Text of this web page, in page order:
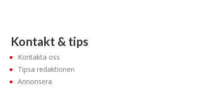
Kontakt & tips
Kontakta oss
Tipsa redaktionen
Annonsera